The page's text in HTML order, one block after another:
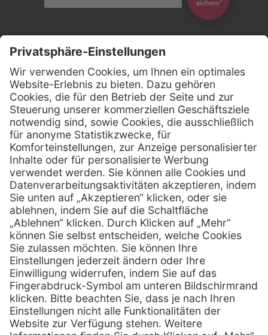
*sichern
Kontakt
Firmensitz
Henry Schein Medical GmbH
Alt-Moabit 96 b
D-10559 Berlin
Telefon: 0800 - 888 777 6
Telefax: 0800 - 888 777 8
E-Mail: info @ henryschein-med.de
Services
Fernwartung
Vorteile
Eigenmarke
Leasing
Techn. Service
Kataloge
Hilfe
FAQs
Kontakt
Lob & Kritik
Außendienst
Retoure
E-Rechnung